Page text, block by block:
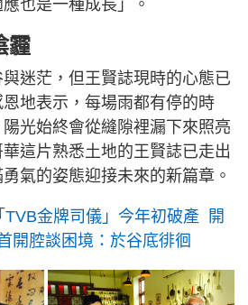
也是一種成長」。
霾
迷茫，但王賢誌現時的心態已
地表示，每場雨都有停的時
光始終會從縫隙裡漏下來照亮
這片熟悉土地的王賢誌已走出
氣的姿態迎接未來的新篇章。
TVB金牌司儀」今年初破產 開
開腔談困境：於谷底徘徊